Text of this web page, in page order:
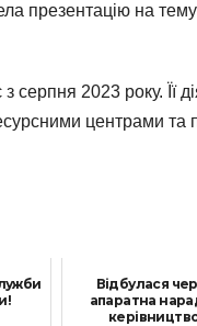
презентацію на
2023 року. Її
центрами
Відбулася
апаратна